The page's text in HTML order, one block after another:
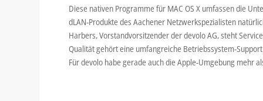
Diese nativen Programme für MAC OS X umfassen die
dLAN-Produkte des Aachener Netzwerkspezialisten
Harbers, Vorstandvorsitzender der devolo AG, steht
Qualität gehört eine umfangreiche Betriebssystem-
Für devolo habe gerade auch die Apple-Umgebung mehr